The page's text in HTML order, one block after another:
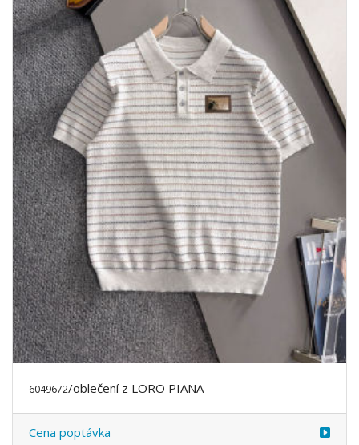
6049672/oblečení z LORO PIANA
Cena poptávka